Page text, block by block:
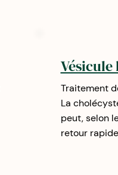
Traitement
La
peut, selon
retour